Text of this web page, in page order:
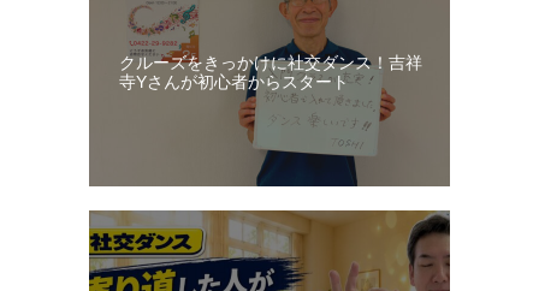
クルーズをきっかけに社交ダンス！吉祥
寺Yさんが初心者からスタート